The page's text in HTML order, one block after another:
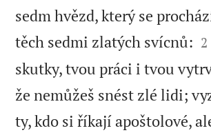
sedm hvězd, který se
těch sedmi zlatých svícnů: 
2
skutky, tvou práci i tvou
že nemůžeš snést zlé lidi;
ty, kdo si říkají apoštolové,